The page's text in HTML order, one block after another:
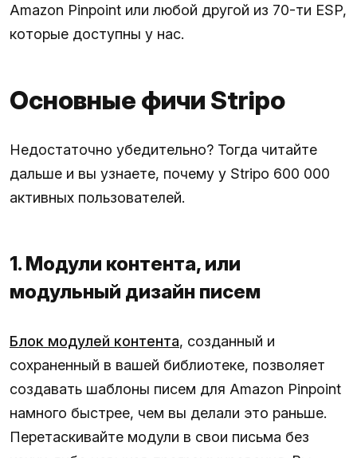
Amazon Pinpoint или любой другой из 70-ти ESP,
которые доступны у нас.
Основные фичи Stripo
Недостаточно убедительно? Тогда читайте
дальше и вы узнаете, почему у Stripo 600 000
активных пользователей.
1. Модули контента, или
модульный дизайн писем
Блок модулей контента, созданный и
сохраненный в вашей библиотеке, позволяет
создавать шаблоны писем для Amazon Pinpoint
намного быстрее, чем вы делали это раньше.
Перетаскивайте модули в свои письма без